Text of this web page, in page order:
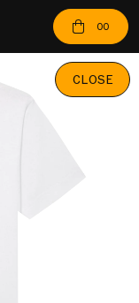
00
CLOSE